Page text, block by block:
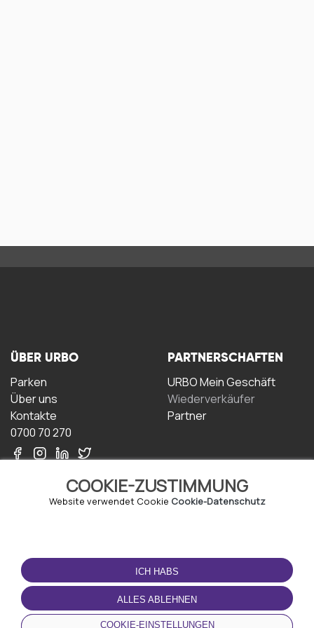
COOKIE-ZUSTIMMUNG
Website verwendet Cookie Cookie-Datenschutz
ICH HABS
ALLES ABLEHNEN
COOKIE-EINSTELLUNGEN
ÜBER URBO
Parken
Über uns
Kontakte
0700 70 270
PARTNERSCHAFTEN
URBO Mein Geschäft
Wiederverkäufer
Partner
NUTZUNGSBEDINGUNGEN
Geschäftsbedingungen
Datenschutz-
Bestimmungen
Cookie-Richtlinie
LADEN SIE DIE APP
HERUNTER